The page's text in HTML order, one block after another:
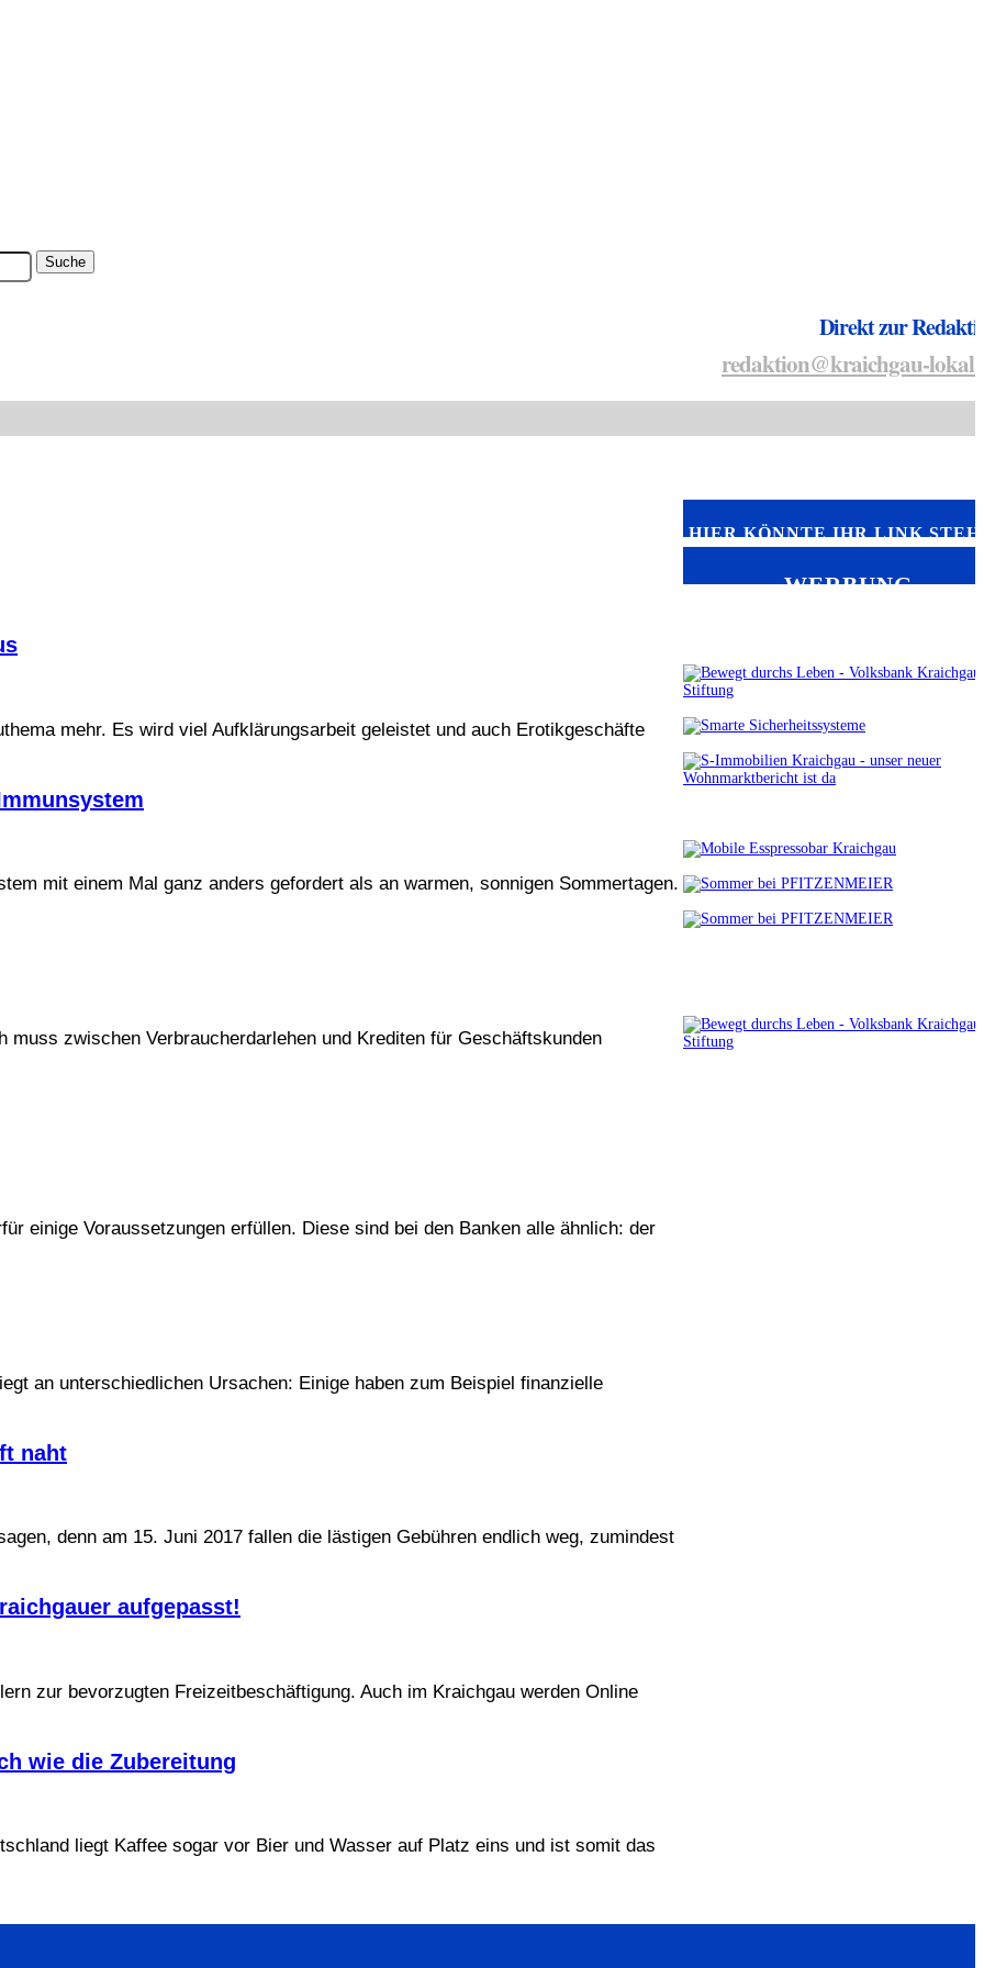
Direkt zur
redaktion@kraichgau-
mehr. Es wird viel Aufklärungsarbeit geleistet und auch Erotikgeschäfte
mit einem Mal ganz anders gefordert als an warmen, sonnigen Sommertagen.
zwischen Verbraucherdarlehen und Krediten für Geschäftskunden
einige Voraussetzungen erfüllen. Diese sind bei den Banken alle ähnlich: der
an unterschiedlichen Ursachen: Einige haben zum Beispiel finanzielle
naht
denn am 15. Juni 2017 fallen die lästigen Gebühren endlich weg, zumindest
aufgepasst!
zur bevorzugten Freizeitbeschäftigung. Auch im Kraichgau werden Online
wie die Zubereitung
liegt Kaffee sogar vor Bier und Wasser auf Platz eins und ist somit das
HIER KÖNNTE IHR LINK
WERBUNG